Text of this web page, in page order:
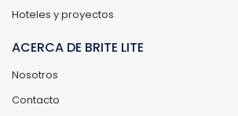
Hoteles y proyectos
ACERCA DE BRITE LITE
Nosotros
Contacto